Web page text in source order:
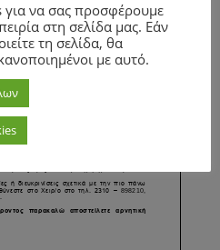
να σας προσφέρουμε
στη σελίδα μας. Εάν
τη σελίδα, θα
με αυτό.